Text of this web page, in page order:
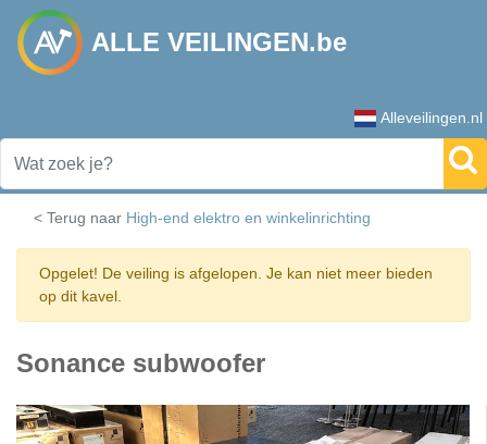
ALLE VEILINGEN.be
Alleveilingen.nl
< Terug naar High-end elektro en winkelinrichting
Opgelet! De veiling is afgelopen. Je kan niet meer bieden
op dit kavel.
Sonance subwoofer